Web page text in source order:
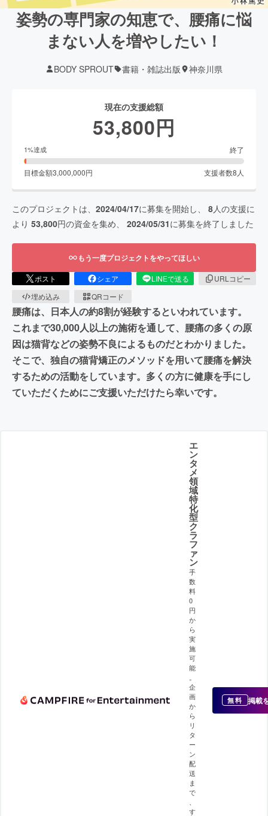
姿勢の専門家の知恵で、腰痛に悩
まない人を増やしたい！
BODY SPROUT 書籍・雑誌出版 神奈川県
現在の支援総額
53,800円
1%達成 終了
目標金額3,000,000円 支援者数8 人
このプロジェクトは、 2024/04/17に募集を開始し、 8人の支援に
より 53,800円の資金を集め、 2024/05/31に募集を終了しました
もう一度プロジェクトをやってほしい
ポスト シェア LINEで送る
URLコピー
埋め込み
QRコード
腰痛は、日本人の約8割が経験するといわれています。
これまで30,000人以上の施術を通して、腰痛の多くの原
因は猫背などの姿勢不良によるものだとわかりました。
そこで、独自の猫背矯正のメソッドを用いて腰痛を解決
するための活動をしています。多くの方に健康を手にし
ていただくためにご支援いただけたら幸いです。
エ
ン
タ
メ
領
域
特
化
型
ク
ラ
フ
ァ
ン
手
数
料
0
円
か
ら
実
施
可
能
企
画
か
ら
リ
タ
ー
ン
配
送
ま
で
す
無料 掲載